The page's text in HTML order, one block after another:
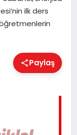
ilk ders
öğretmenlerin
Paylaş